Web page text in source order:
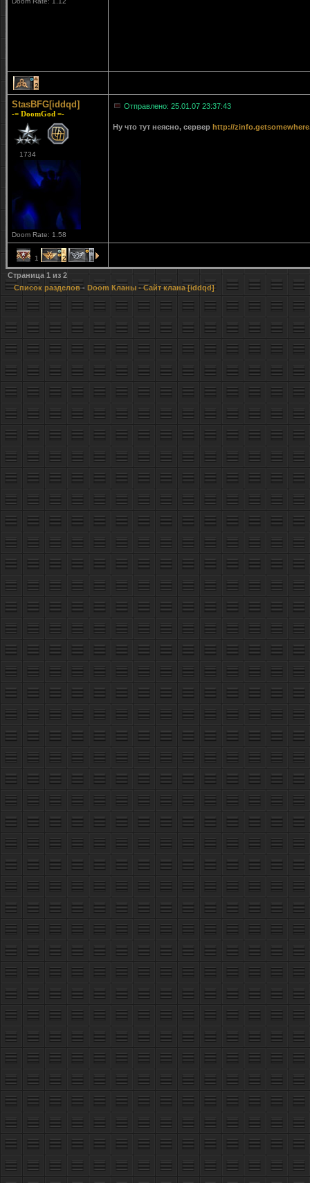
2
StasBFG[iddqd]
-= DoomGod =-
1734
Doom Rate: 1.58
Отправлено: 25.01.07 23:37:43
Ну что тут неясно, сервер http://
1 2 1
Страница 1 из 2
Список разделов- Doom Кланы - Сайт клана [iddqd]